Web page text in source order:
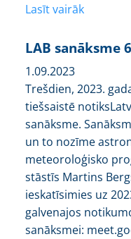
Lasīt vairāk
LAB sanāksme
1.09.2023
Trešdien, 2023.
tiešsaistē
sanāksme.
un to nozīme
meteoroloģisko
stāstīs Martins
ieskatīsimies uz
galvenajos
sanāksmei: